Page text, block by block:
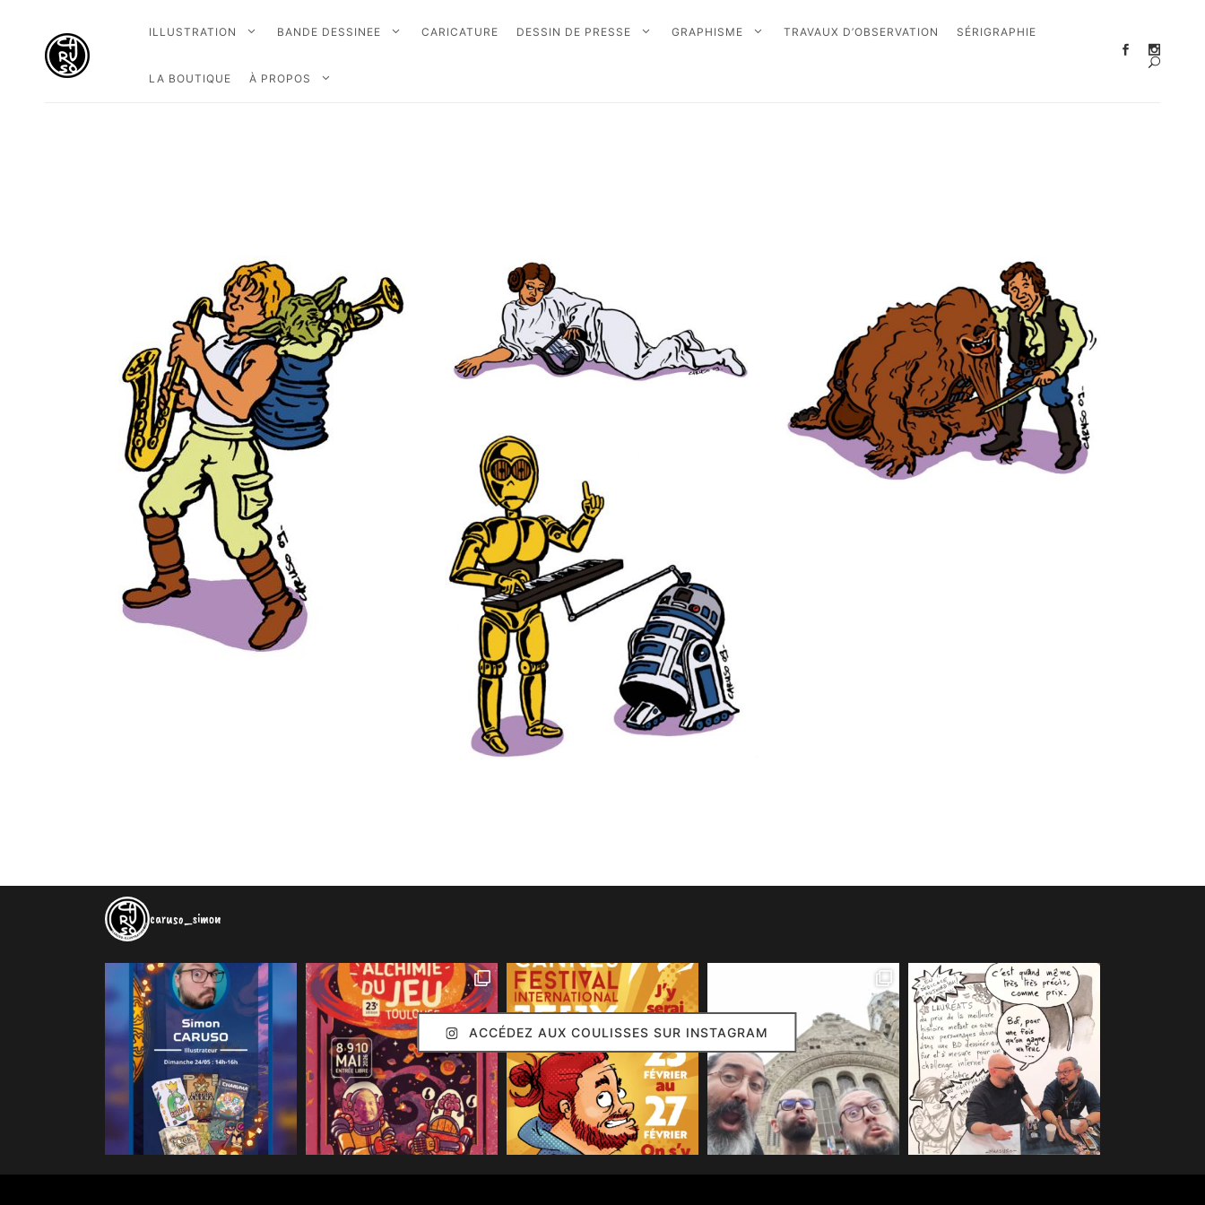
ILLUSTRATION BANDE DESSINEE CARICATURE DESSIN DE PRESSE GRAPHISME TRAVAUX D’OBSERVATION SÉRIGRAPHIE
LA BOUTIQUE À PROPOS
caruso_simon
ACCÉDEZ AUX COULISSES SUR INSTAGRAM